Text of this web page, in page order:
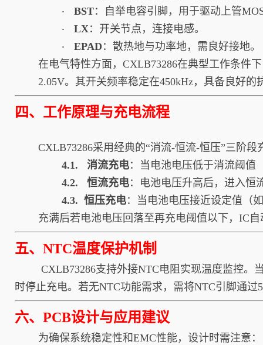
· BST：自举电容引脚，用于驱动上管
· LX：开关节点，连接电感。
· EPAD ：散热地与功率地，需良好接地。
在电气特性方面，CXLB73286在典型工作条件
2.05V。其开关频率稳定在450kHz，具备良好的
四、工作原理与充电流程
CXLB73286采用经典的“消流-恒流-恒压”三阶段
4.1. 消流充电：当电池电压低于消流阈值
4.2. 恒流充电：电池电压升高后，进入恒
4.3. 恒压充电：当电池电压接近设定值（
充满后若电池电压回落至再充电阈值以下，IC
五、NTC温度保护机制
CXLB73286支持外接NTC电阻实现温度监控。
时停止充电。若无NTC功能需求，需将NTC引脚通
六、PCB设计与应用建议
为确保系统稳定性和EMC性能，设计时需注意：